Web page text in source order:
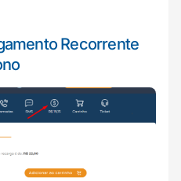
Recorrente